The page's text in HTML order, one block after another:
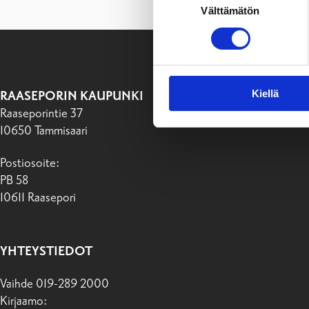
Välttämätön
Kiellä
RAASEPORIN KAUPUNKI
Raaseporintie 37
10650 Tammisaari
Postiosoite:
PB 58
10611 Raasepori
YHTEYSTIEDOT
Vaihde 019-289 2000
Kirjaamo: